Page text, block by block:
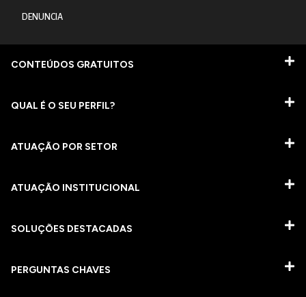
DENUNCIA
CONTEÚDOS GRATUITOS
QUAL É O SEU PERFIL?
ATUAÇÃO POR SETOR
ATUAÇÃO INSTITUCIONAL
SOLUÇÕES DESTACADAS
PERGUNTAS CHAVES​